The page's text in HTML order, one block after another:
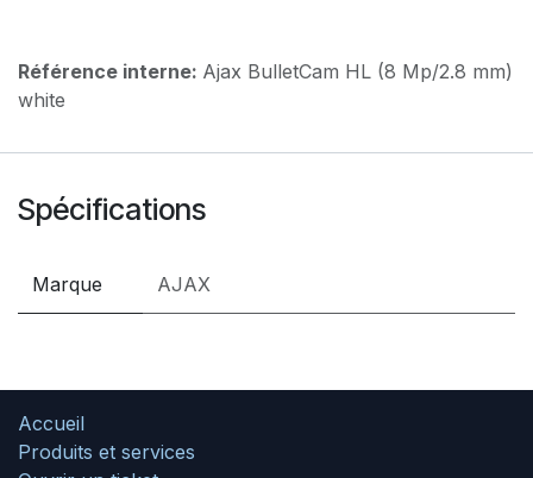
Référence interne: Ajax BulletCam HL (8 Mp/2.8 mm)
white
Spécifications
Marque AJAX
Accueil
Produits et services